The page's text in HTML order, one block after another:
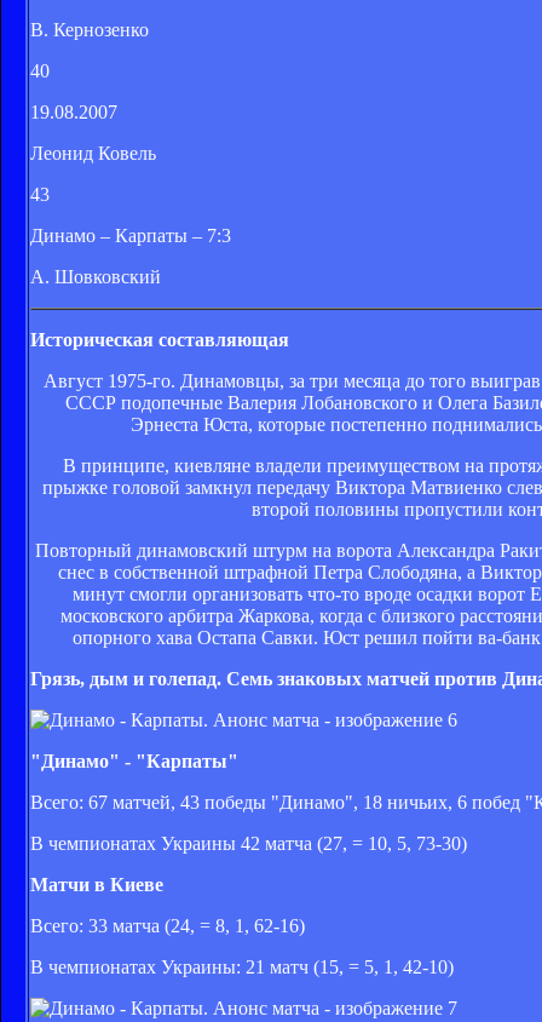
В. Кернозенко
40
19.08.2007
Леонид Ковель
43
Динамо – Карпаты – 7:3
А. Шовковский
Историческая составляющая
Август 1975-го. Динамовцы, за три месяца до того
СССР подопечные Валерия Лобановского и Олега
Эрнеста Юста, которые постепенно
В принципе, киевляне владели преимуществом на
прыжке головой замкнул передачу Виктора Матвиенко
второй половины пропустили
Повторный динамовский штурм на ворота Александра
снес в собственной штрафной Петра Слободяна, а
минут смогли организовать что-то вроде осадки ворот
московского арбитра Жаркова, когда с близкого
опорного хава Остапа Савки. Юст решил пойти ва-
Грязь, дым и голепад. Семь знаковых матчей против
"Динамо" - "Карпаты"
Всего: 67 матчей, 43 победы "Динамо", 18 ничьих, 6 побед
В чемпионатах Украины 42 матча (27, = 10, 5, 73-30)
Матчи в Киеве
Всего: 33 матча (24, = 8, 1, 62-16)
В чемпионатах Украины: 21 матч (15, = 5, 1, 42-10)